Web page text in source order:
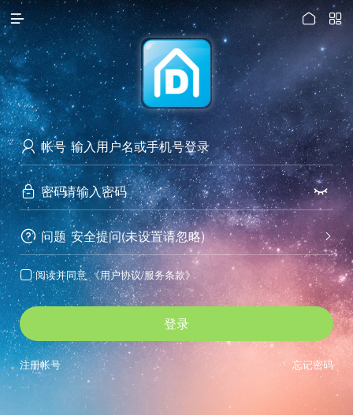

访问电脑版
 

 帐号
 密码 
 问题 
安全提问(未设置请忽略)
 阅读并同意 《用户协议/服务条款》
登录
忘记密码
注册帐号